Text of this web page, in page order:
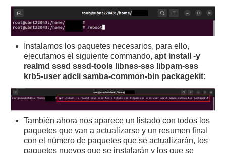
Instalamos los paquetes necesarios, para ello,
ejecutamos el siguiente commando,apt install -y
realmd sssd sssd-tools libnss-sss libpam-sss
krb5-user adcli samba-common-bin packagekit:
También ahora nos aparece un listado con todos los
paquetes que van a actualizarse y un resumen final
con el número de paquetes que se actualizarán, los
paquetes nuevos que se instalarán y los que se